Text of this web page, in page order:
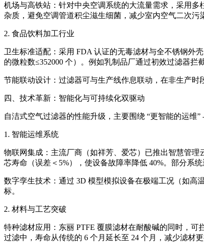
机场与高铁站：针对中央空调系统的大流量需求，采用多
杂质，避免空调管道积尘滋生细菌，减少室内空气二次污
2. 食品饮料加工行业
卫生标准适配：采用 FDA 认证的无毒滤材与全不锈钢外
的微粒数≤352000 个）。例如乳制品厂通过初效过滤器
节能联动设计：过滤器可与生产线作息联动，在非生产时
四、技术革新：智能化与可持续化双驱动
自洁式空气过滤器的性能升级，主要围绕 “更智能的运维
1. 智能运维系统
物联网集成：主流厂商（如祥芳、爱芯）已推出智慧管
芯寿命（误差＜5%），使设备故障率降低 40%。部分系
数字孪生技术：通过 3D 模型模拟设备在极端工况（如高
标。
2. 材料与工艺突破
特种滤材应用：东丽 PTFE 覆膜滤材在耐酸碱的同时，
过滤中，寿命从传统的 6 个月延长至 24 个月，减少滤材更